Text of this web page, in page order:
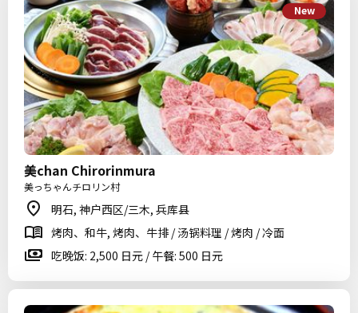
New
美chan Chirorinmura
美っちゃんチロリン村
明石, 神户西区/三木, 兵库县
烤肉、和牛, 烤肉、牛排 / 汤锅料理 / 烤肉 / 冷面
吃晚饭: 2,500 日元 / 午餐: 500 日元